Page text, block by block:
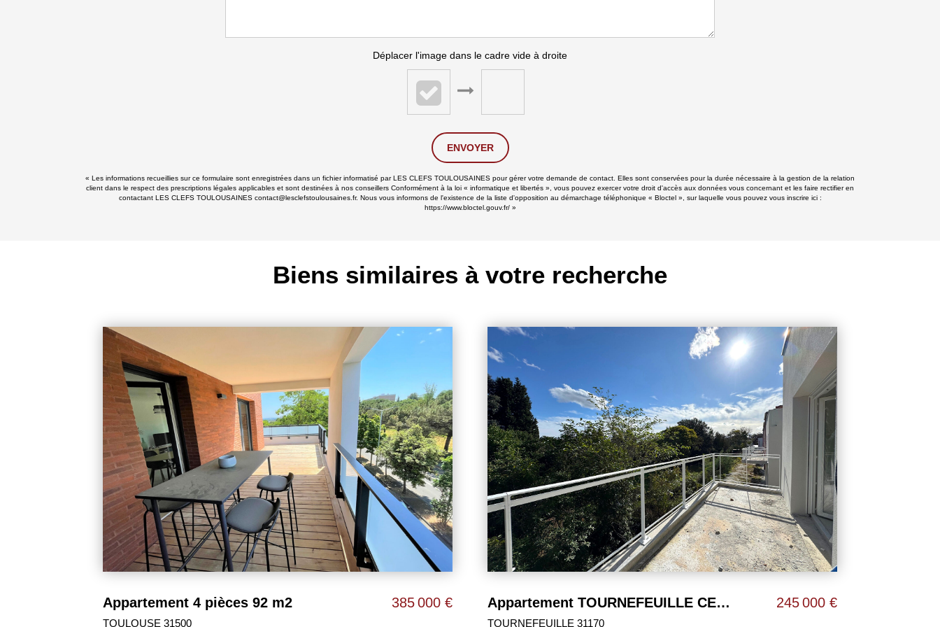
Déplacer l'image dans le cadre vide à droite
ENVOYER
« Les informations recueillies sur ce formulaire sont enregistrées dans un fichier informatisé par LES CLEFS TOULOUSAINES pour gérer votre demande de contact. Elles sont conservées pour la durée nécessaire à la gestion de la relation
client dans le respect des prescriptions légales applicables et sont destinées à nos conseillers Conformément à la loi « informatique et libertés », vous pouvez exercer votre droit d'accès aux données vous concernant et les faire rectifier en
contactant LES CLEFS TOULOUSAINES contact@lesclefstoulousaines.fr. Nous vous informons de l'existence de la liste d'opposition au démarchage téléphonique « Bloctel », sur laquelle vous pouvez vous inscrire ici :
https://www.bloctel.gouv.fr/»
Biens similaires à votre recherche
245 000 €
TOURNEFEUILLE 31170
Appartement Toulouse 3 pièces 66m² + 17m² de Terrasse ! ROSERAIE 299 000 €
TOULOUSE 31500